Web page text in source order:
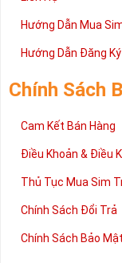
Trên đây là những
2 đang được rất
cấp trong bài viết này
mua sim số tại Sim
Chúc quý
Hướng Dẫn Mua
Hướng Dẫn Đăng
Chính Sách
Cam Kết Bán Hàng
Điều Khoản & Điều
Thủ Tục Mua Sim
Chính Sách Đổi Trả
Chính Sách Bảo Mật